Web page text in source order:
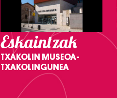
Eskaintzak
TXAKOLIN MUSEOA-
TXAKOLINGUNEA